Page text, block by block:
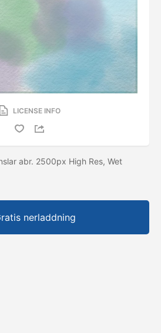
LICENSE INFO
abr. 2500px High Res, Wet
nerladdning